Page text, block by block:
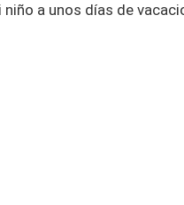
niño a unos días de